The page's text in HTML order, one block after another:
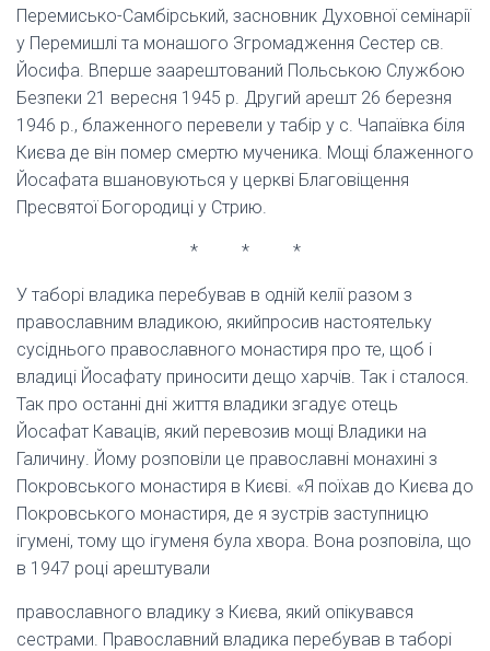
Перемисько-Самбірський, засновник Духовної семінарії
у Перемишлі та монашого Згромадження Сестер св.
Йосифа. Вперше заарештований Польською Службою
Безпеки 21 вересня 1945 р. Другий арешт 26 березня
1946 р., блаженного перевели у табір у с. Чапаївка біля
Києва де він помер смертю мученика. Мощі блаженного
Йосафата вшановуються у церкві Благовіщення
Пресвятої Богородиці у Стрию.
* * *
У таборі владика перебував в одній келії разом з
православним владикою, якийпросив настоятельку
сусіднього православного монастиря про те, щоб і
владиці Йосафату приносити дещо харчів. Так і сталося.
Так про останні дні життя владики згадує отець
Йосафат Каваців, який перевозив мощі Владики на
Галичину. Йому розповіли це православні монахині з
Покровського монастиря в Києві. «Я поїхав до Києва до
Покровського монастиря, де я зустрів заступницю
ігумені, тому що ігуменя була хвора. Вона розповіла, що
в 1947 році арештували
православного владику з Києва, який опікувався
сестрами. Православний владика перебував в таборі